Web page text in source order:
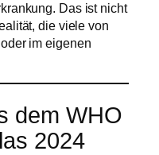
Das ist nicht
die viele von
im eigenen
dem WHO
2024